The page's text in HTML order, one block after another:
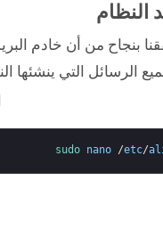
النظام
بنجاح من أن خادم
الرسائل التي ينشئها
sudo nano /etc/